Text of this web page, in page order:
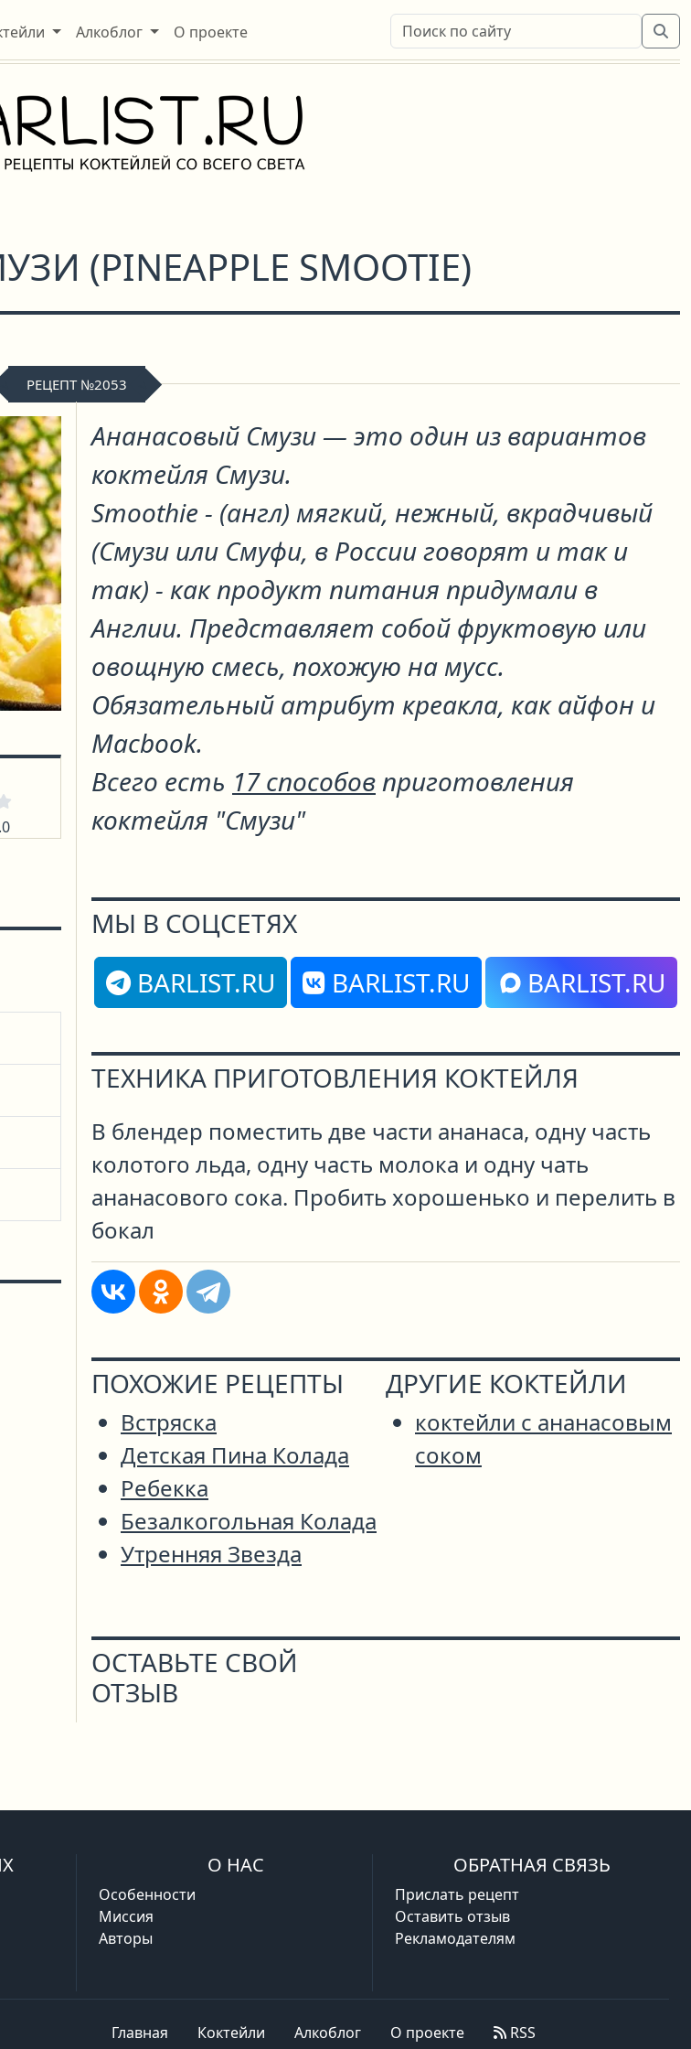
Алкоблог О проекте
(PINEAPPLE SMOOTIE)
РЕЦЕПТ №2053
Ананасовый Смузи— это один из вариантов
коктейля Смузи.
Smoothie - (англ) мягкий, нежный, вкрадчивый
(Смузи или Смуфи, в России говорят и так и
так) - как продукт питания придумали в
Англии. Представляет собой фруктовую или
овощную смесь, похожую на мусс.
Обязательный атрибут креакла, как айфон и
Macbook.
Всего есть 17 способовприготовления
коктейля "Смузи"
МЫ В СОЦСЕТЯХ
BARLIST.RU
BARLIST.RU BARLIST.RU
ТЕХНИКА ПРИГОТОВЛЕНИЯ КОКТЕЙЛЯ
В блендер поместить две части ананаса, одну часть
колотого льда, одну часть молока и одну чать
ананасового сока. Пробить хорошенько и перелить в
бокал
ПОХОЖИЕ РЕЦЕПТЫ
Встряска
Детская Пина Колада
Ребекка
Безалкогольная Колада
Утренняя Звезда
ДРУГИЕ КОКТЕЙЛИ
коктейли с ананасовым
соком
ОСТАВЬТЕ СВОЙ
ОТЗЫВ
О НАС
Особенности
Миссия
Авторы
ОБРАТНАЯ СВЯЗЬ
Прислать рецепт
Оставить отзыв
Рекламодателям
Главная Коктейли Алкоблог О проекте RSS